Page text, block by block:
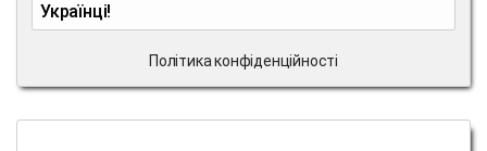
Українці!
Політика конфіденційності